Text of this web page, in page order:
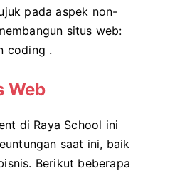
pada aspek non-
situs web:
coding .
Web
di Raya School ini
saat ini, baik
Berikut beberapa